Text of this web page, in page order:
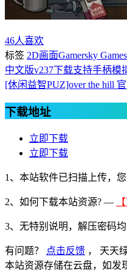
46人喜欢
标签 2D画面Gamersky Games
中文版v237下载支持手柄模
[休闲益智PUZ]over the hill
下载地址
立即下载
立即下载
1、本站软件已扫描上传，
2、 如何下载本站资源? —
3、无特别说明，解压密码均
有问题？ 点击反馈 ， 天天
本站资源存储在云盘，如发